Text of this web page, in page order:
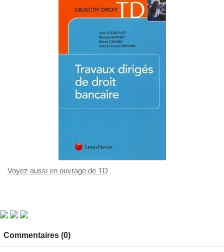
Voyez aussi en ouvrage de TD
Commentaires (0)